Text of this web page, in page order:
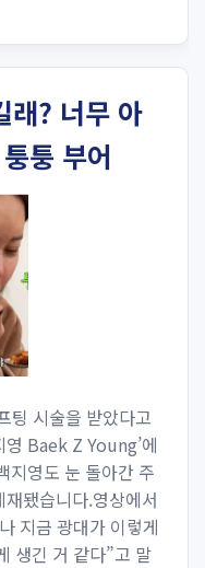
래? 너무 아
퉁 부어
팅 시술을 받았다고
영 Baek Z Young’에
지영도 눈 돌아간 주
됐습니다.영상에서
지금 광대가 이렇게
생긴 거 같다”고 말